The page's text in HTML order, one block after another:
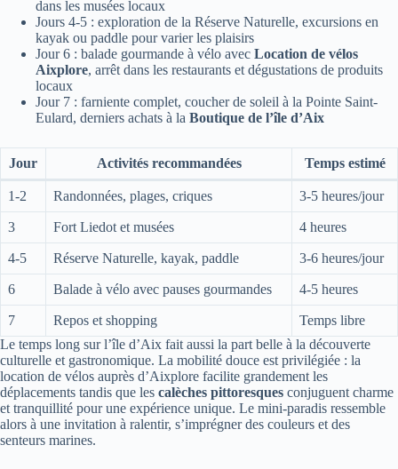
dans les musées locaux
Jours 4-5 : exploration de la Réserve Naturelle, excursions en
kayak ou paddle pour varier les plaisirs
Jour 6 : balade gourmande à vélo avec Location de vélos
Aixplore, arrêt dans les restaurants et dégustations de produits
locaux
Jour 7 : farniente complet, coucher de soleil à la Pointe Saint-
Eulard, derniers achats à la Boutique de l’île d’Aix
Jour Activités recommandées Temps estimé
1-2 Randonnées, plages, criques 3-5 heures/jour
3 Fort Liedot et musées 4 heures
4-5 Réserve Naturelle, kayak, paddle 3-6 heures/jour
6 Balade à vélo avec pauses gourmandes 4-5 heures
7 Repos et shopping
Temps libre
Le temps long sur l’île d’Aix fait aussi la part belle à la découverte
culturelle et gastronomique. La mobilité douce est privilégiée : la
location de vélos auprès d’Aixplore facilite grandement les
déplacements tandis que les calèches pittoresques conjuguent charme
et tranquillité pour une expérience unique. Le mini-paradis ressemble
alors à une invitation à ralentir, s’imprégner des couleurs et des
senteurs marines.